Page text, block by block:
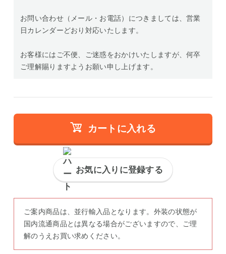
お問い合わせ（メール・お電話）につきましては、営業
日カレンダーどおり対応いたします。
お客様にはご不便、ご迷惑をおかけいたしますが、何卒
ご理解賜りますようお願い申し上げます。
カートに入れる
お気に入りに登録する
ご案内商品は、並行輸入品となります。外装の状態が
国内流通商品とは異なる場合がございますので、ご理
解のうえお買い求めください。